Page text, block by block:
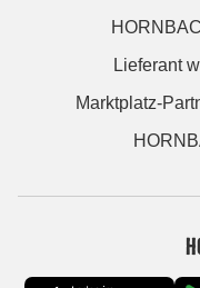
Lieferant
Marktplatz-